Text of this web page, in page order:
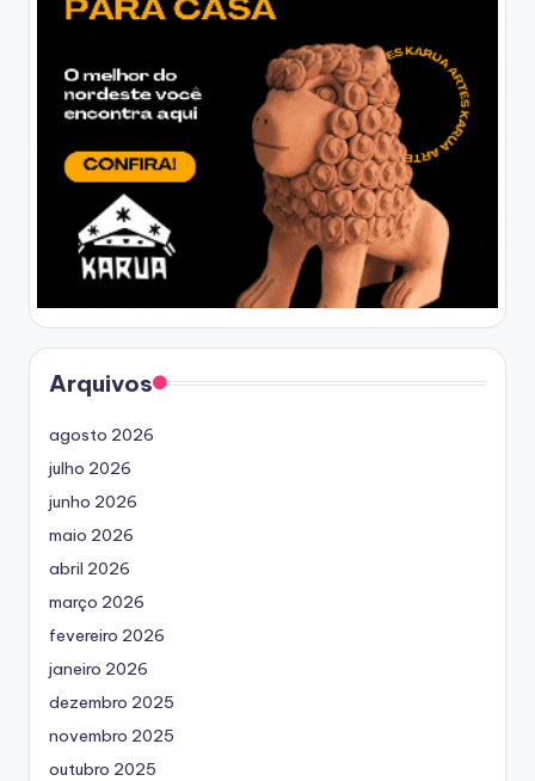
Arquivos
agosto 2026
julho 2026
junho 2026
maio 2026
abril 2026
março 2026
fevereiro 2026
janeiro 2026
dezembro 2025
novembro 2025
outubro 2025